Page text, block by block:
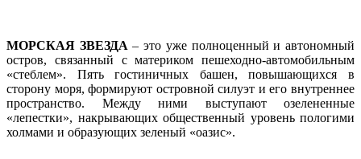
МОРСКАЯ ЗВЕЗДА – это уже полноценный и автономный
остров, связанный с материком пешеходно-автомобильным
«стеблем». Пять гостиничных башен, повышающихся в
сторону моря, формируют островной силуэт и его внутреннее
пространство. Между ними выступают озелененные
«лепестки», накрывающих общественный уровень пологими
холмами и образующих зеленый «оазис».